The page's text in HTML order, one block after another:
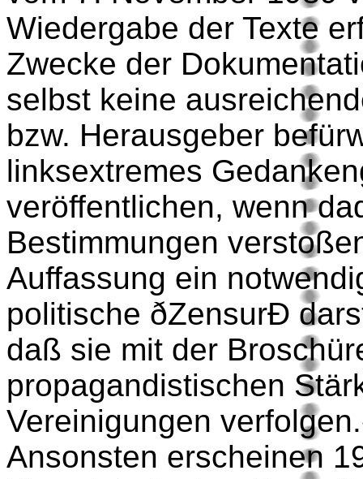
Wiedergabe der Texte
Zwecke der
selbst keine
bzw. Herausgeber
linksextremes
veröffentlichen, wenn
Bestimmungen
Auffassung ein
politische ðZensurÐ
daß sie mit der
propagandistischen
Vereinigungen
Ansonsten erscheinen